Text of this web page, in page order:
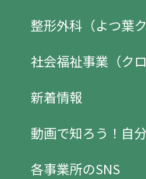
整形外科（よつ葉
社会福祉事業（クロ
新着情報
動画で知ろう！自
各事業所のSNS